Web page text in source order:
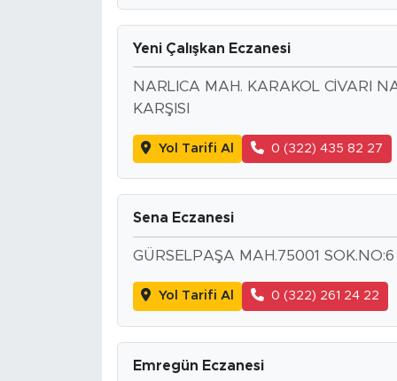
Yeni Çalışkan Eczanesi
NARLICA MAH. KARAKOL CİVARI
KARŞISI
Yol Tarifi Al 0 (322) 435 82 27
Sena Eczanesi
GÜRSELPAŞA MAH.75001
Yol Tarifi Al 0 (322) 261 24 22
Emregün Eczanesi